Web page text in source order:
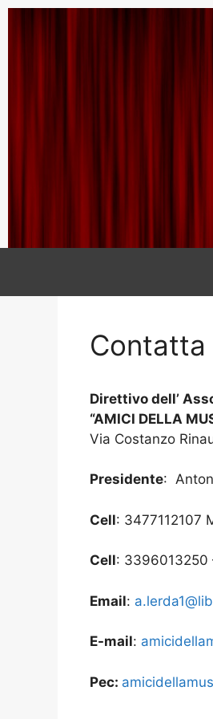
Direttivo dell’
“AMICI DELLA
Via Costanzo
Presidente:
Cell: 3477112107
Cell: 3396013250
Email:
E-mail:
Pec: